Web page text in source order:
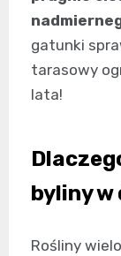
gatunki
tarasowy
lata!
byliny w
Rośliny